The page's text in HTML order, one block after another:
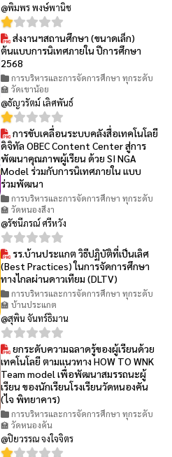
@พิมพร พงษ์พานิช
ส่งงานฯสถานศึกษา (ขนาดเล็ก)
ต้นแบบการนิเทศภายใน ปีการศึกษา
2568
การบริหารและการจัดการศึกษา ทุกระดับ
🏫 วัดเขาน้อย
@ธัญวรัตม์ เลิศพันธ์
การขับเคลื่อนระบบคลังสื่อเทคโนโลยี
ดิจิทัล OBEC Content Center สู่การ
พัฒนาคุณภาพผู้เรียน ด้วย SI NGA
Model ร่วมกับการนิเทศภายใน แบบ
ร่วมพัฒนา
การบริหารและการจัดการศึกษา ทุกระดับ
🏫 วัดหนองสีงา
@รัชนีภรณ์ ศรีหวัง
รร.บ้านประแกต วิธีปฏิบัติที่เป็นเลิศ
(Best Practices) ในการจัดการศึกษา
ทางไกลผ่านดาวเทียม (DLTV)
การบริหารและการจัดการศึกษา ทุกระดับ
🏫 บ้านประแกต
@สุพิน จันทร์ธิมาน
ยกระดับความฉลาดรู้ของผู้เรียนด้วย
เทคโนโลยี ตามแนวทาง HOW TO WNK
Team model เพื่อพัฒนาสมรรถนะผู้
เรียน ของนักเรียนโรงเรียนวัดหนองคัน
(ไจ พิทยาคาร)
การบริหารและการจัดการศึกษา ทุกระดับ
🏫 วัดหนองคัน
@ปิยวรรณ จงใจจิตร